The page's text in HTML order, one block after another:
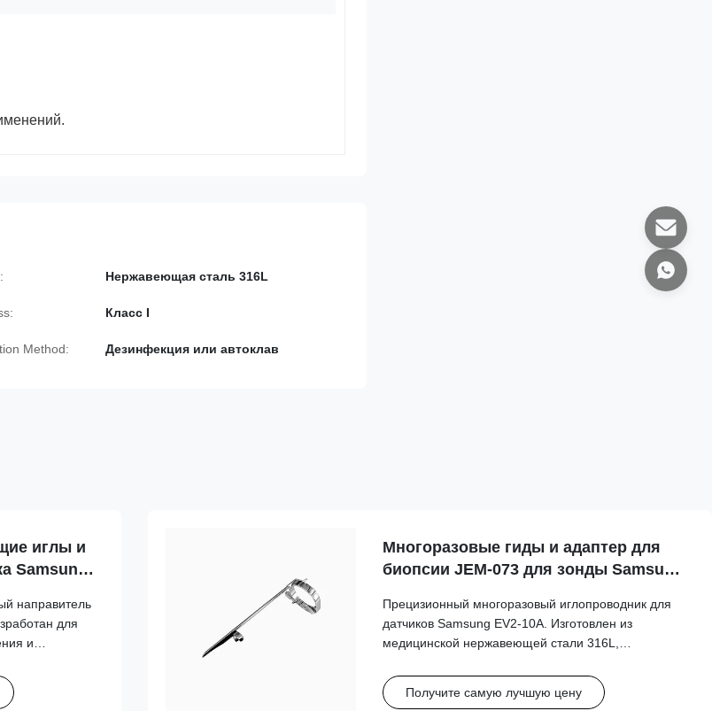
Нержавеющая сталь 316L
Класс I
Method: Дезинфекция или автоклав
иглы и
Samsung
направитель
для
и
Многоразовые гиды и адаптер для
биопсии JEM-073 для зонды Samsung
Прецизионный многоразовый иглопроводник для
датчиков Samsung EV2-10A. Изготовлен из
медицинской нержавеющей стали 316L,
что обеспечивает долгосрочную клиническую
безопасность и точность.
Получите самую лучшую цену